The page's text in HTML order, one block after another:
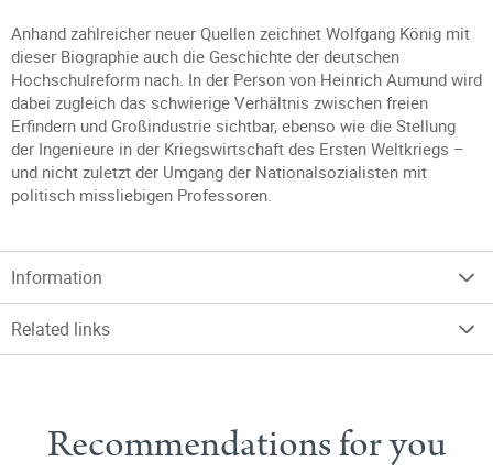
Anhand zahlreicher neuer Quellen zeichnet Wolfgang König mit
dieser Biographie auch die Geschichte der deutschen
Hochschulreform nach. In der Person von Heinrich Aumund wird
dabei zugleich das schwierige Verhältnis zwischen freien
Erfindern und Großindustrie sichtbar, ebenso wie die Stellung
der Ingenieure in der Kriegswirtschaft des Ersten Weltkriegs –
und nicht zuletzt der Umgang der Nationalsozialisten mit
politisch missliebigen Professoren.
Information
Related links
Recommendations for you